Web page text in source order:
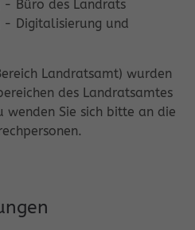
Büro des Landrats
Digitalisierung und
Landratsamt) wurden
des Landratsamtes
wenden Sie sich bitte an die